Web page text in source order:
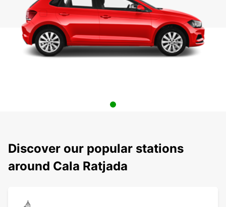
Discover our popular stations
around Cala Ratjada